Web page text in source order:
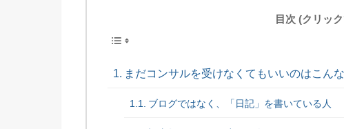
目次 (クリッ
まだコンサルを受けなくてもいいのはこんな
ブログではなく、「日記」を書いている人